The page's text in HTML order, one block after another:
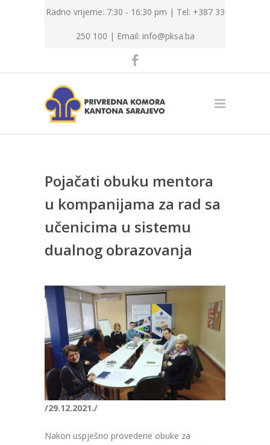
Radno vrijeme: 7:30 - 16:30 pm | Tel: +387 33
250 100 | Email: info@pksa.ba
Pojačati obuku mentora
u kompanijama za rad sa
učenicima u sistemu
dualnog obrazovanja
/29.12.2021./
Nakon uspješno provedene obuke za